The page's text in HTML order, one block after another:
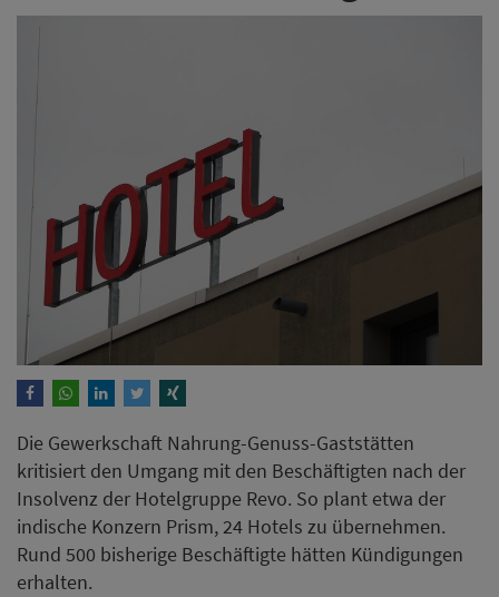
Die Gewerkschaft Nahrung-Genuss-Gaststätten
kritisiert den Umgang mit den Beschäftigten nach der
Insolvenz der Hotelgruppe Revo. So plant etwa der
indische Konzern Prism, 24 Hotels zu übernehmen.
Rund 500 bisherige Beschäftigte hätten Kündigungen
erhalten.